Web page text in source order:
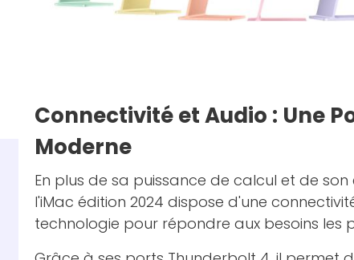
Connectivité et Audio : Une
Moderne
En plus de sa puissance de calcul et de
l'iMac édition 2024 dispose d'une
technologie pour répondre aux besoins les